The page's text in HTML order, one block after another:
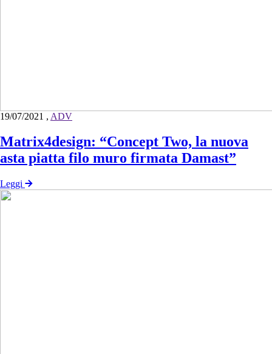
19/07/2021 , ADV
Matrix4design: “Concept Two, la nuova
asta piatta filo muro firmata Damast”
Leggi